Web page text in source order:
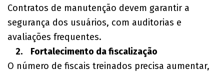
Contratos de manutenção devem garantir a
segurança dos usuários, com auditorias e
avaliações frequentes.
2. Fortalecimento da fiscalização
O número de fiscais treinados precisa aumentar,